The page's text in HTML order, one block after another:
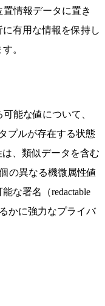
情報データに置き
有用な情報を保持し
。
能な値について、
プルが存在する状態
、類似データを含む
の異なる機微属性値
な署名（redactable
かに強力なプライバ